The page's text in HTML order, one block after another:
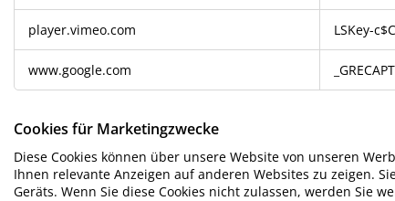
player.vimeo.com LSKey-
www.google.com
Cookies für Marketingzwecke
Diese Cookies können über unsere Website von unseren
Ihnen relevante Anzeigen auf anderen Websites zu zeigen.
Geräts. Wenn Sie diese Cookies nicht zulassen, werden Sie